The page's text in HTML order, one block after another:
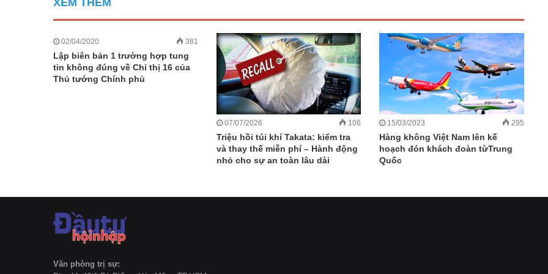
XEM THÊM
02/04/2020 381
Lập biên bản 1 trường hợp tung
tin không đúng về Chỉ thị 16 của
Thủ tướng Chính phủ
07/07/2026 106
Triệu hồi túi khí Takata: kiểm tra
và thay thế miễn phí – Hành động
nhỏ cho sự an toàn lâu dài
15/03/2023 295
Hàng không Việt Nam lên kế
hoạch đón khách đoàn từTrung
Quốc
Văn phòng trị sự: